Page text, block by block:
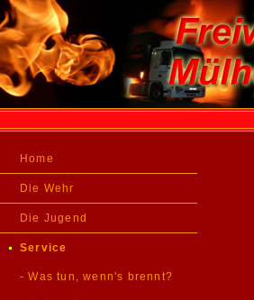
Home
Die Wehr
Die Jugend
Service
- Was tun, wenn's brennt?